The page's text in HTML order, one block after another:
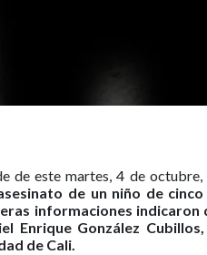
de este martes, 4 de octubre,
de un niño de
informaciones indicaron
Enrique González
de Cali.